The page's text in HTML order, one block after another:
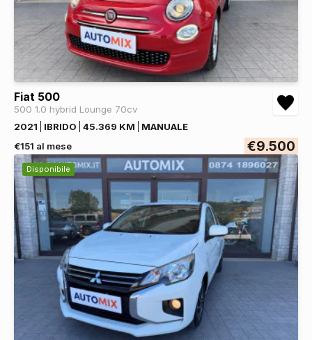
Fiat 500
500 1.0 hybrid Lounge 70cv
2021
IBRIDO 45.369 KM
MANUALE
€151 al mese
€9.500
Disponibile